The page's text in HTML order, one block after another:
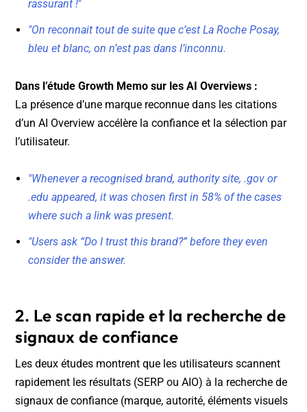
rassurant !"
"On reconnait tout de suite que c’est La Roche Posay,
bleu et blanc, on n’est pas dans l’inconnu.
Dans l’étude Growth Memo sur les AI Overviews :
La présence d’une marque reconnue dans les citations
d’un AI Overview accélère la confiance et la sélection par
l’utilisateur.
"Whenever a recognised brand, authority site, .gov or
.edu appeared, it was chosen first in 58% of the cases
where such a link was present.
"Users ask “Do I trust this brand?” before they even
consider the answer.
2. Le scan rapide et la recherche de
signaux de confiance
Les deux études montrent que les utilisateurs scannent
rapidement les résultats (SERP ou AIO) à la recherche de
signaux de confiance (marque, autorité, éléments visuels